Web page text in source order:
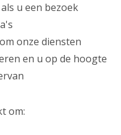
u een bezoek
onze diensten
en u op de hoogte
om: